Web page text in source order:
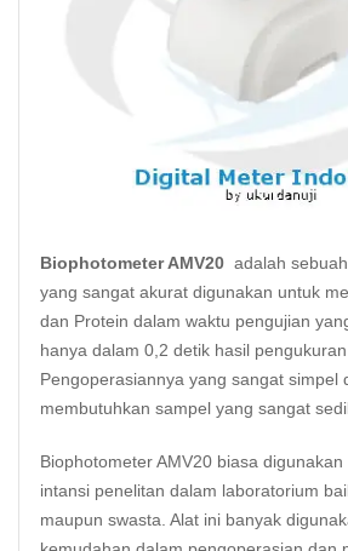
Biophotometer AMV20 adalah
yang sangat akurat digunakan untuk
dan Protein dalam waktu pengujian
hanya dalam 0,2 detik hasil
Pengoperasiannya yang sangat simpel
membutuhkan sampel yang sangat
Biophotometer AMV20 biasa
intansi penelitan dalam laboratorium
maupun swasta. Alat ini banyak